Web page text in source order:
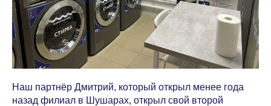
Наш партнёр Дмитрий, который открыл менее года
назад филиал в Шушарах, открыл свой второй